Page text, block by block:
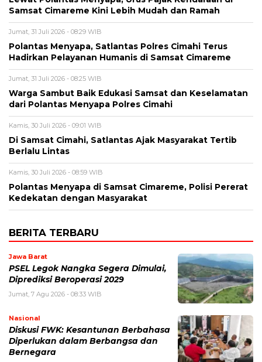
Samsat Cimareme Kini Lebih Mudah dan Ramah
Jumat, 31 Juli 2026 - 08:29 WIB
Polantas Menyapa, Satlantas Polres Cimahi Terus
Hadirkan Pelayanan Humanis di Samsat Cimareme
Jumat, 31 Juli 2026 - 08:25 WIB
Warga Sambut Baik Edukasi Samsat dan Keselamatan
dari Polantas Menyapa Polres Cimahi
Kamis, 30 Juli 2026 - 09:01 WIB
Di Samsat Cimahi, Satlantas Ajak Masyarakat Tertib
Berlalu Lintas
Kamis, 30 Juli 2026 - 08:59 WIB
Polantas Menyapa di Samsat Cimareme, Polisi Pererat
Kedekatan dengan Masyarakat
BERITA TERBARU
Jawa Barat
PSEL Legok Nangka Segera Dimulai,
Diprediksi Beroperasi 2029
Jumat, 7 Agu 2026 - 08:33 WIB
Nasional
Diskusi FWK: Kesantunan Berbahasa
Diperlukan dalam Berbangsa dan
Bernegara